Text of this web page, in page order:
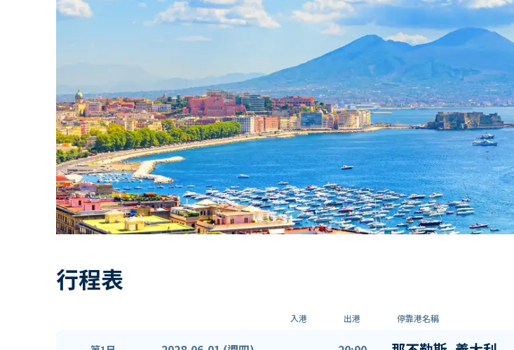
行程表
入港 出港 停靠港名稱